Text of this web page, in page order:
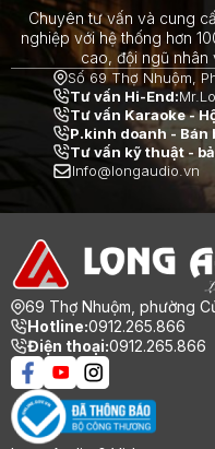
Chuyên tư vấn và cung
nghiệp với hệ thống hơn
cao, đội ngũ nhân
Số 69 Thợ Nhuộm,
Tư vấn Hi-End:
Tư vấn Karaoke -
P.kinh doanh - Bán
Tư vấn kỹ thuật -
Info@longaudio.vn
69 Thợ Nhuộm, phường
Hotline:0912.265.866
Điện thoại:0912.265.866